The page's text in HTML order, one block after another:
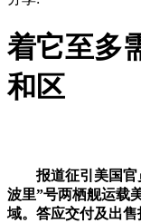
着它至多
和区
报道征引美国官
波里”号两栖舰运载
域。答应交付及出